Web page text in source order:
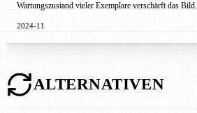
Wartungszustand vieler Exemplare verschärft das Bild.
2024-11
ALTERNATIVEN